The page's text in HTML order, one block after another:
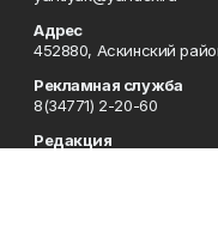
Адрес
452880, Аскинский
Рекламная служба
8(34771) 2-20-60
Редакция